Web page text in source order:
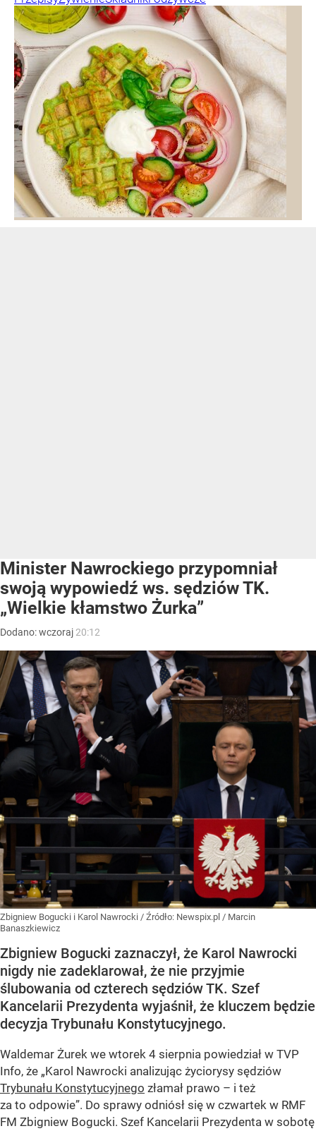
Minister Nawrockiego przypomniał
swoją wypowiedź ws. sędziów TK.
„Wielkie kłamstwo Żurka”
Dodano:wczoraj 20:12
Zbigniew Bogucki i Karol Nawrocki / Źródło: Newspix.pl / Marcin
Banaszkiewicz
Zbigniew Bogucki zaznaczył, że Karol Nawrocki
nigdy nie zadeklarował, że nie przyjmie
ślubowania od czterech sędziów TK. Szef
Kancelarii Prezydenta wyjaśnił, że kluczem będzie
decyzja Trybunału Konstytucyjnego.
Waldemar Żurek we wtorek 4 sierpnia powiedział w TVP
Info, że „Karol Nawrocki analizując życiorysy sędziów
Trybunału Konstytucyjnego złamał prawo – i też
za to odpowie”. Do sprawy odniósł się w czwartek w RMF
FM Zbigniew Bogucki. Szef Kancelarii Prezydenta w sobotę